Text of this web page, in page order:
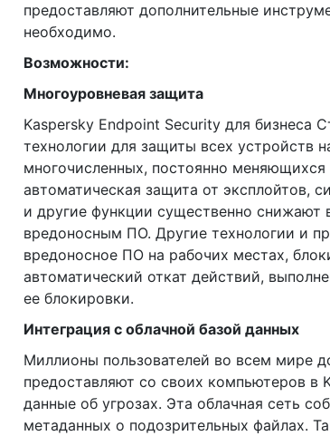
предоставляют дополнительные
необходимо.
Возможности:
Многоуровневая защита
Kaspersky Endpoint Security для бизнеса
технологии для защиты всех устройств
многочисленных, постоянно
автоматическая защита от эксплойтов,
и другие функции существенно снижают
вредоносным ПО. Другие технологии и
вредоносное ПО на рабочих местах,
автоматический откат действий,
ее блокировки.
Интеграция с облачной базой данных
Миллионы пользователей во всем мире
предоставляют со своих компьютеров в
данные об угрозах. Эта облачная сеть
метаданных о подозрительных файлах.